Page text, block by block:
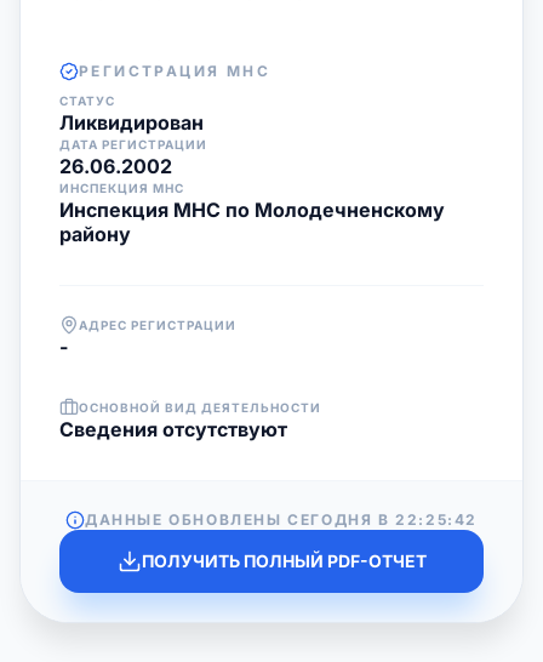
РЕГИСТРАЦИЯ МНС
СТАТУС
Ликвидирован
ДАТА РЕГИСТРАЦИИ
26.06.2002
ИНСПЕКЦИЯ МНС
Инспекция МНС по Молодечненскому
району
АДРЕС РЕГИСТРАЦИИ
-
ОСНОВНОЙ ВИД ДЕЯТЕЛЬНОСТИ
Cведения отсутствуют
ДАННЫЕ ОБНОВЛЕНЫ СЕГОДНЯ В22:25:42
ПОЛУЧИТЬ ПОЛНЫЙ PDF-ОТЧЕТ